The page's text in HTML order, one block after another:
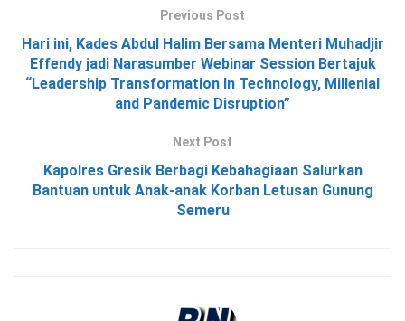
Previous Post
Hari ini, Kades Abdul Halim Bersama Menteri Muhadjir
Effendy jadi Narasumber Webinar Session Bertajuk
“Leadership Transformation In Technology, Millenial
and Pandemic Disruption”
Next Post
Kapolres Gresik Berbagi Kebahagiaan Salurkan
Bantuan untuk Anak-anak Korban Letusan Gunung
Semeru